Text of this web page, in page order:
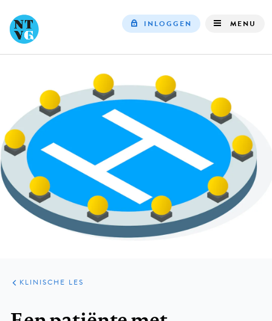
INLOGGEN MENU
ARTIKELEN
PRAKTIJK
KLINISCHE LES